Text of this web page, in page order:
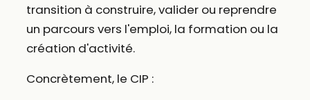
transition à construire, valider ou reprendre
un parcours vers l'emploi, la formation ou la
création d'activité.
Concrètement, le CIP :